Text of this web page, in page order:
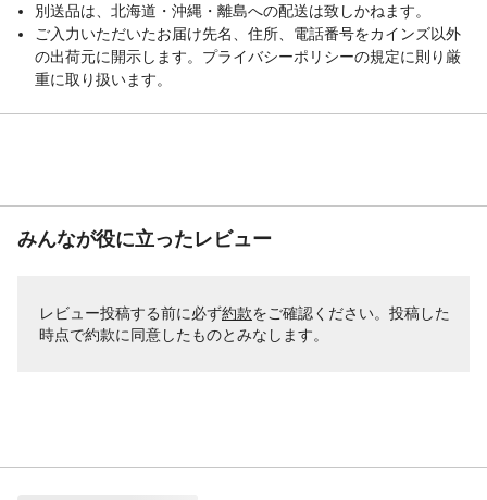
別送品は、北海道・沖縄・離島への配送は致しかねます。
ご入力いただいたお届け先名、住所、電話番号をカインズ以外
の出荷元に開示します。プライバシーポリシーの規定に則り厳
重に取り扱います。
みんなが役に立ったレビュー
レビュー投稿する前に必ず約款をご確認ください。投稿した
時点で約款に同意したものとみなします。